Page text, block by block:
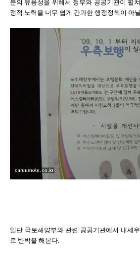
분의 유용성을 위해서 정부와 공공기관이 펼
정적 노력을 너무 쉽게 간과한 행정정책이 아
일단 국토해양부와 관련 공공기관에서 내세
로 반박을 해본다.